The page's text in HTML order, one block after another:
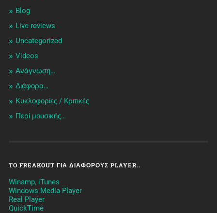
Blog
Live reviews
Uncategorized
Videos
Ανάγνωση…
Διάφορα…
Κυκλοφορίες / Kριτικές
Περί μουσικής…
TO FREAKOUT ΓΙΑ ΔΙΆΦΟΡΟΥΣ PLAYER..
Winamp, iTunes
Windows Media Player
Real Player
QuickTime